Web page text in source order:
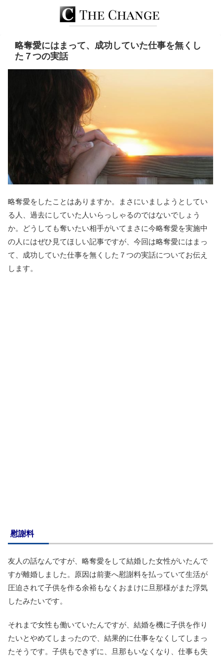
略奪愛にはまって、成功していた仕事を無くし
た７つの実話
略奪愛をしたことはありますか。まさにいましようとしてい
る人、過去にしていた人いらっしゃるのではないでしょう
か。どうしても奪いたい相手がいてまさに今略奪愛を実施中
の人にはぜひ見てほしい記事ですが、今回は略奪愛にはまっ
て、成功していた仕事を無くした７つの実話についてお伝え
します。
慰謝料
友人の話なんですが、略奪愛をして結婚した女性がいたんで
すが離婚しました。原因は前妻へ慰謝料を払っていて生活が
圧迫されて子供を作る余裕もなくおまけに旦那様がまた浮気
したみたいです。
それまで女性も働いていたんですが、結婚を機に子供を作り
たいとやめてしまったので、結果的に仕事をなくしてしまっ
たそうです。子供もできずに、旦那もいなくなり、仕事も失